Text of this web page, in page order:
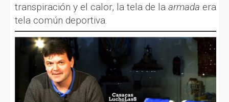
transpiración y el calor, la tela de la armada era
tela común deportiva.